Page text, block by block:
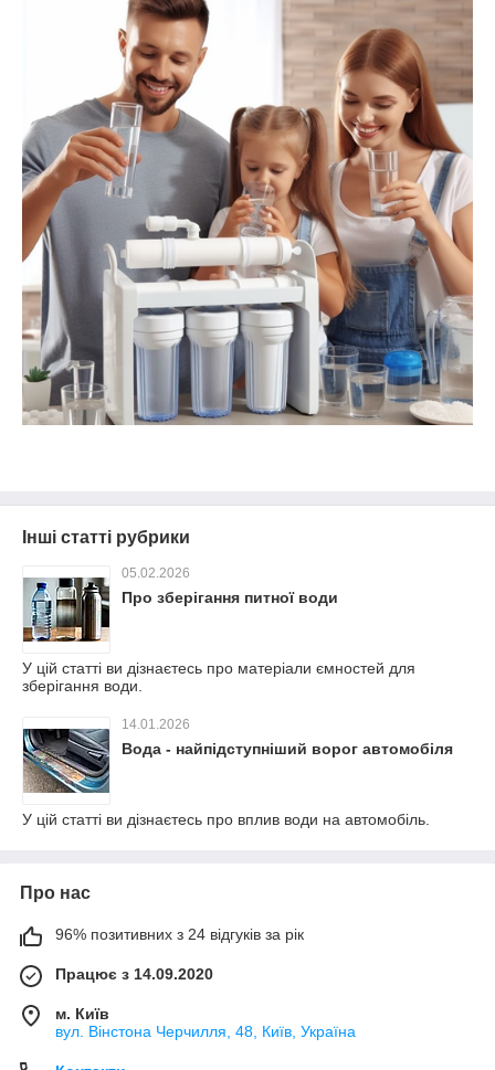
Інші статті рубрики
05.02.2026
Про зберігання питної води
У цій статті ви дізнаєтесь про матеріали ємностей для
зберігання води.
14.01.2026
Вода - найпідступніший ворог автомобіля
У цій статті ви дізнаєтесь про вплив води на автомобіль.
Про нас
96% позитивних з 24 відгуків за рік
Працює з 14.09.2020
м. Київ
вул. Вінстона Черчилля, 48, Київ, Україна